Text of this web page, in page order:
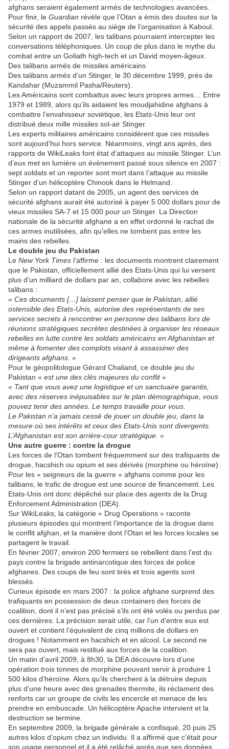
afghans seraient également armés de technologies avancées.
Pour finir, le Guardian révèle que l’Otan a émis des doutes sur la
sécurité des appels passés au siège de l’organisation à Kaboul.
Selon un rapport de 2007, les talibans pourraient intercepter les
conversations téléphoniques. Un coup de plus dans le mythe du
combat entre un Goliath high-tech et un David moyen-âgeux.
Des talibans armés de missiles américains
Des talibans armés d’un Stinger, le 30 décembre 1999, près de
Kandahar (Muzammil Pasha/Reuters).
Les Américains sont combattus avec leurs propres armes… Entre
1979 et 1989, alors qu’ils aidaient les moudjahidine afghans à
combattre l’envahisseur soviétique, les Etats-Unis leur ont
distribué deux mille missiles sol-air Stinger.
Les experts militaires américains considèrent que ces missiles
sont aujourd’hui hors service. Néanmoins, vingt ans après, des
rapports de WikiLeaks font état d’attaques au missile Stinger. L’un
d’eux met en lumière un évènement passé sous silence en 2007 :
sept soldats et un reporter sont mort dans l’attaque au missile
Stinger d’un hélicoptère Chinook dans le Helmand.
Selon un rapport datant de 2005, un agent des services de
sécurité afghans aurait été autorisé à payer 5 000 dollars pour de
vieux missiles SA-7 et 15 000 pour un Stinger. La Direction
nationale de la sécurité afghane a en effet ordonné le rachat de
ces armes inutilisées, afin qu’elles ne tombent pas entre les
mains des rebelles.
Le double jeu du Pakistan
Le New York Times l’affirme : les documents montrent clairement
que le Pakistan, officiellement allié des Etats-Unis qui lui versent
plus d’un milliard de dollars par an, collabore avec les rebelles
talibans :
« Ces documents […] laissent penser que le Pakistan, allié
ostensible des Etats-Unis, autorise des représentants de ses
services secrets à rencontrer en personne des talibans lors de
réunions stratégiques secrètes destinées à organiser les réseaux
rebelles en lutte contre les soldats américains en Afghanistan et
même à fomenter des complots visant à assassiner des
dirigeants afghans. »
Pour le géopolitologue Gérard Chaliand, ce double jeu du
Pakistan « est une des clés majeures du conflit »
« Tant que vous avez une logistique et un sanctuaire garantis,
avec des réserves inépuisables sur le plan démographique, vous
pouvez tenir des années. Le temps travaille pour vous.
Le Pakistan n’a jamais cessé de jouer un double jeu, dans la
mesure où ses intérêts et ceux des Etats-Unis sont divergents.
L’Afghanistan est son arrière-cour stratégique. »
Une autre guerre : contre la drogue
Les forces de l’Otan tombent fréquemment sur des trafiquants de
drogue, hacshich ou opium et ses dérivés (morphine ou héroïne).
Pour les « seigneurs de la guerre » afghans comme pour les
talibans, le trafic de drogue est une source de financement. Les
Etats-Unis ont donc dépêché sur place des agents de la Drug
Enforcement Administration (DEA).
Sur WikiLeaks, la catégorie « Drug Operations » raconte
plusieurs épisodes qui montrent l’importance de la drogue dans
le conflit afghan, et la manière dont l’Otan et les forces locales se
partagent le travail.
En février 2007, environ 200 fermiers se rebellent dans l’est du
pays contre la brigade antinarcotique des forces de police
afghanes. Des coups de feu sont tirés et trois agents sont
blessés.
Curieux épisode en mars 2007 : la police afghane surprend des
trafiquants en possession de deux containers des forces de
coalition, dont il n’est pas précisé s’ils ont été volés ou perdus par
ces dernières. La précision serait utile, car l’un d’entre eux est
ouvert et contient l’équivalent de cinq millions de dollars en
drogues ! Notamment en hacshich et en alcool. Le second ne
sera pas ouvert, mais restitué aux forces de la coalition.
Un matin d’avril 2009, à 8h30, la DEA découvre lors d’une
opération trois tonnes de morphine pouvant servir à produire 1
500 kilos d’héroïne. Alors qu’ils cherchent à la détruire depuis
plus d’une heure avec des grenades thermite, ils réclament des
renforts car un groupe de civils les encercle et menace de les
prendre en embuscade. Un hélicoptère Apache intervient et la
destruction se termine.
En septembre 2009, la brigade générale a confisqué, 20 puis 25
autres kilos d’opium chez un individu. Il a affirmé que c’était pour
son usage personnel et il a été relâché après que ses données